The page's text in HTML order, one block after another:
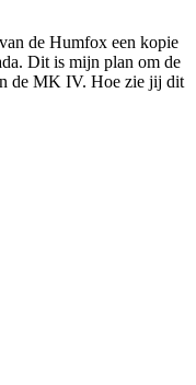
de Humfox een kopie
Dit is mijn plan om de
de MK IV. Hoe zie jij dit